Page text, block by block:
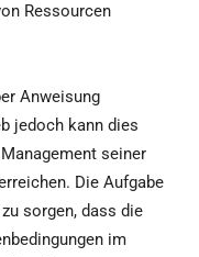
Ressourcen
Anweisung
jedoch kann dies
seiner
Die Aufgabe
sorgen, dass die
im